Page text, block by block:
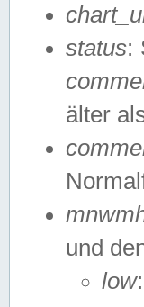
status:
älter
und
low